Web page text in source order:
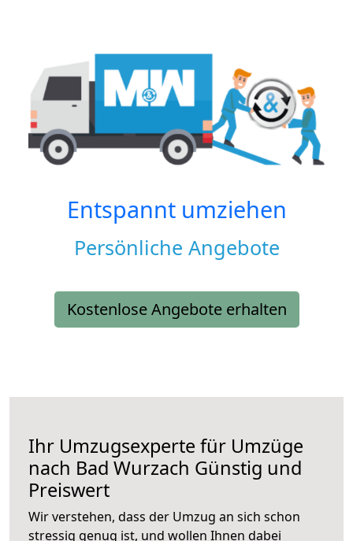
Entspannt umziehen
Persönliche Angebote
Kostenlose Angebote erhalten
Ihr Umzugsexperte für Umzüge
nach Bad Wurzach Günstig und
Preiswert
Wir verstehen, dass der Umzug an sich schon
stressig genug ist, und wollen Ihnen dabei